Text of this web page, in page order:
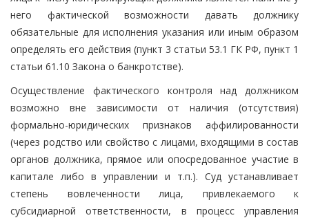
него фактической возможности давать должнику
обязательные для исполнения указания или иным образом
определять его действия (пункт 3 статьи 53.1 ГК РФ, пункт 1
статьи 61.10 Закона о банкротстве).
Осуществление фактического контроля над должником
возможно вне зависимости от наличия (отсутствия)
формально-юридических признаков аффилированности
(через родство или свойство с лицами, входящими в состав
органов должника, прямое или опосредованное участие в
капитале либо в управлении и т.п.). Суд устанавливает
степень вовлеченности лица, привлекаемого к
субсидиарной ответственности, в процесс управления